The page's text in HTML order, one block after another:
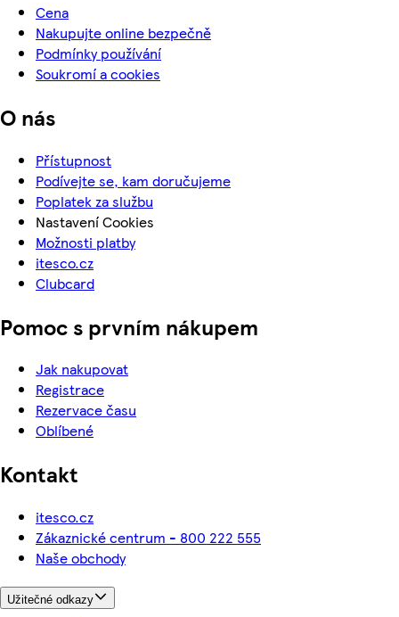
Cena
Nakupujte online bezpečně
Podmínky používání
Soukromí a cookies
O nás
Přístupnost
Podívejte se, kam doručujeme
Poplatek za službu
Nastavení Cookies
Možnosti platby
itesco.cz
Clubcard
Pomoc s prvním nákupem
Jak nakupovat
Registrace
Rezervace času
Oblíbené
Kontakt
itesco.cz
Zákaznické centrum - 800 222 555
Naše obchody
Užitečné odkazy